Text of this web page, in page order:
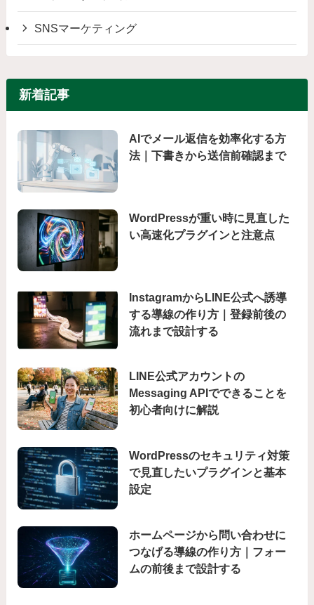
SNSマーケティング
新着記事
AIでメール返信を効率化する方
法｜下書きから送信前確認まで
WordPressが重い時に見直した
い高速化プラグインと注意点
InstagramからLINE公式へ誘導
する導線の作り方｜登録前後の
流れまで設計する
LINE公式アカウントの
Messaging APIでできることを
初心者向けに解説
WordPressのセキュリティ対策
で見直したいプラグインと基本
設定
ホームページから問い合わせに
つなげる導線の作り方｜フォー
ムの前後まで設計する